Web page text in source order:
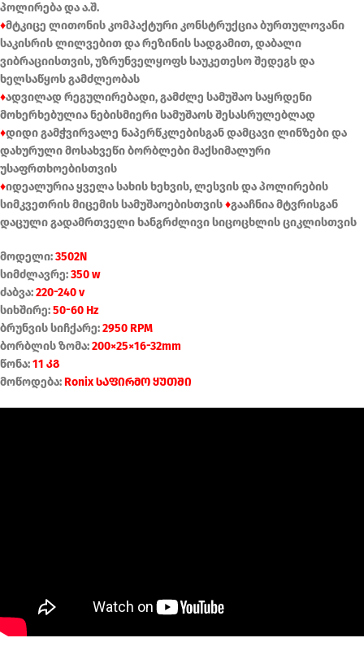
პოლირება და ა.შ.
♦მტკიცე ლითონის კომპაქტური კონსტრუქცია ბურთულოვანი
საკისრის ლილვებით და რეზინის სადგამით, დაბალი
ვიბრაციისთვის, უზრუნველყოფს საუკეთესო შედეგს და
ხელსაწყოს გამძლეობას
♦ადვილად რეგულირებადი, გამძლე სამუშაო საყრდენი
მოხერხებულია ნებისმიერი სამუშაოს შესასრულებლად
♦დიდი გამჭვირვალე ნაპერწკლებისგან დამცავი ლინზები და
დახურული მოსახვეწი ბორბლები მაქსიმალური
უსაფრთხოებისთვის
♦იდეალურია ყველა სახის ხეხვის, ლესვის და პოლირების
სიმკვეთრის მიცემის სამუშაოებისთვის♦გააჩნია მტვრისგან
დაცული გადამრთველი ხანგრძლივი სიცოცხლის ციკლისთვის
მოდელი:3502N
სიმძლავრე:350 w
ძაბვა:220-240 v
სიხშირე:50-60 Hz
ბრუნვის სიჩქარე:2950 RPM
ბორბლის ზომა:200×25×16-32mm
წონა:11 კგ
მოწოდება:Ronix საფირმო ყუთში